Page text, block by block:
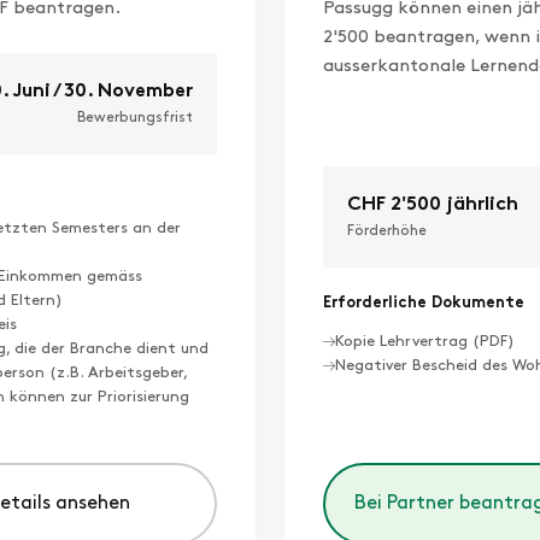
beantragen.
Juni / 30. November
Bewerbungsfrist
Semesters an der
gemäss
Eltern)
die der Branche dient und
(z.B. Arbeitsgeber,
können zur Priorisierung
ansehen
Passugg können einen
2'500 beantragen, wenn
ausserkantonale
CHF 2'500 jährlich
Förderhöhe
Erforderliche Dokumente
Kopie Lehrvertrag (PDF)
Negativer Bescheid des
Bei Partner